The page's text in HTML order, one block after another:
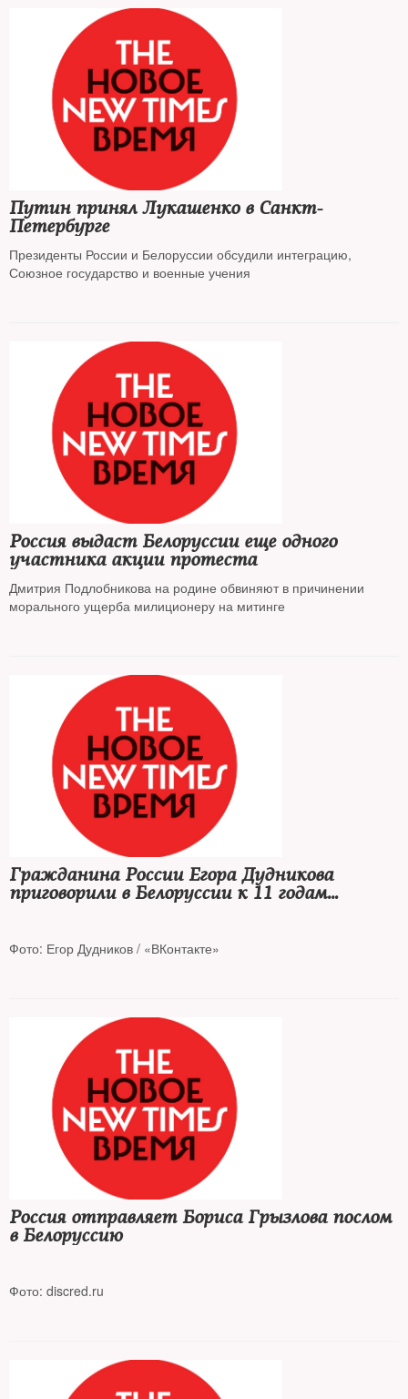
Путин принял Лукашенко в Санкт-
Петербурге
Президенты России и Белоруссии обсудили интеграцию,
Союзное государство и военные учения
Россия выдаст Белоруссии еще одного
участника акции протеста
Дмитрия Подлобникова на родине обвиняют в причинении
морального ущерба милиционеру на митинге
Гражданина России Егора Дудникова
приговорили в Белоруссии к 11 годам
Фото: Егор Дудников / «ВКонтакте»
вражды и призывах против нацбезопасности
Россия отправляет Бориса Грызлова послом
в Белоруссию
Фото: discred.ru